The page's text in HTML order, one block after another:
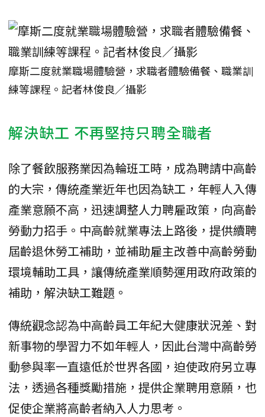
摩斯二度就業職場體驗營，求職者體驗備餐、職業訓
練等課程。記者林俊良／攝影
解決缺工 不再堅持只聘全職者
除了餐飲服務業因為輪班工時，成為聘請中高齡
的大宗，傳統產業近年也因為缺工，年輕人入傳
產業意願不高，迅速調整人力聘雇政策，向高齡
勞動力招手。中高齡就業專法上路後，提供續聘
屆齡退休勞工補助，並補助雇主改善中高齡勞動
環境輔助工具，讓傳統產業順勢運用政府政策的
補助，解決缺工難題。
傳統觀念認為中高齡員工年紀大健康狀況差、對
新事物的學習力不如年輕人，因此台灣中高齡勞
動參與率一直遠低於世界各國，迫使政府另立專
法，透過各種獎勵措施，提供企業聘用意願，也
促使企業將高齡者納入人力思考。